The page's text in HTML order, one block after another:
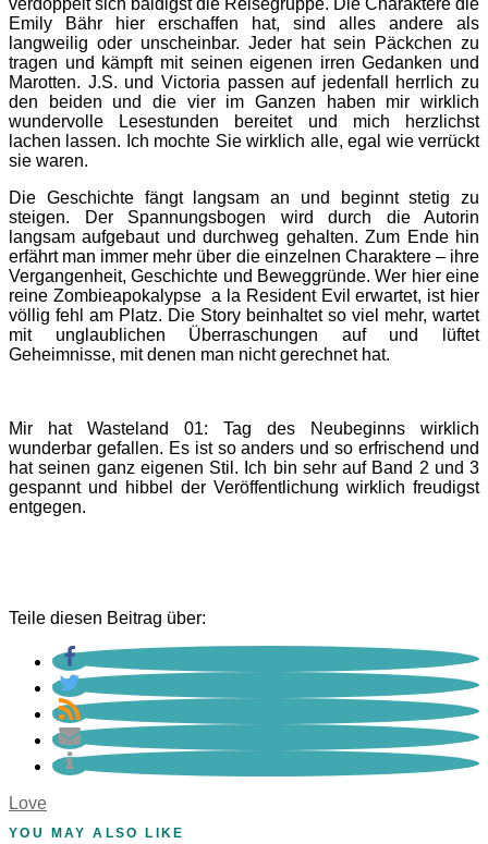
verdoppelt sich baldigst die Reisegruppe. Die Charaktere die
Emily Bähr hier erschaffen hat, sind alles andere als
langweilig oder unscheinbar. Jeder hat sein Päckchen zu
tragen und kämpft mit seinen eigenen irren Gedanken und
Marotten. J.S. und Victoria passen auf jedenfall herrlich zu
den beiden und die vier im Ganzen haben mir wirklich
wundervolle Lesestunden bereitet und mich herzlichst
lachen lassen. Ich mochte Sie wirklich alle, egal wie verrückt
sie waren.
Die Geschichte fängt langsam an und beginnt stetig zu
steigen. Der Spannungsbogen wird durch die Autorin
langsam aufgebaut und durchweg gehalten. Zum Ende hin
erfährt man immer mehr über die einzelnen Charaktere – ihre
Vergangenheit, Geschichte und Beweggründe. Wer hier eine
reine Zombieapokalypse a la Resident Evil erwartet, ist hier
völlig fehl am Platz. Die Story beinhaltet so viel mehr, wartet
mit unglaublichen Überraschungen auf und lüftet
Geheimnisse, mit denen man nicht gerechnet hat.
Mir hat Wasteland 01: Tag des Neubeginns wirklich
wunderbar gefallen. Es ist so anders und so erfrischend und
hat seinen ganz eigenen Stil. Ich bin sehr auf Band 2 und 3
gespannt und hibbel der Veröffentlichung wirklich freudigst
entgegen.
Teile diesen Beitrag über:
Love
YOU MAY ALSO LIKE